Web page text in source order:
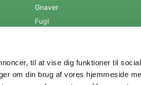
til at vise dig funktioner til
om din brug af vores hjemmeside
Gnaver
Fugl
Hest
Andre Dyr